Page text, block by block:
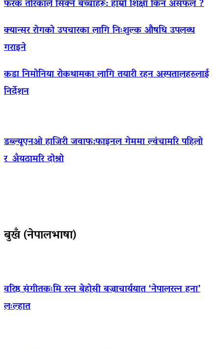
फरक तरिकाले सिक्ने बच्चाहरू: हाम्रो शिक्षा किन असफल ?
क्यान्सर रोगको उपचारका लागि निःशुल्क औषधि उपलब्ध
गराइने
कडा निमोनिया रोकथामका लागि तयारी रहन अस्पतालहरुलाई
निर्देशन
डब्ल्यूएनओ हाजिरी जवाफ:फाइनल गेममा ल्वंचामरि पहिलो
र अँयठामरि दोश्रो
बुखँ (नेपालभाषा)
वरिष्ठ संगीतकःमि रत्न बेहोसी बज्राचार्ययात ‘नेपालरत्न हना’
लःल्हात